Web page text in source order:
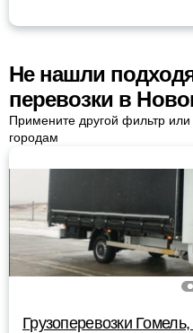
Не нашли
перевозки в
Примените другой фильтр
городам
Грузоперевозки